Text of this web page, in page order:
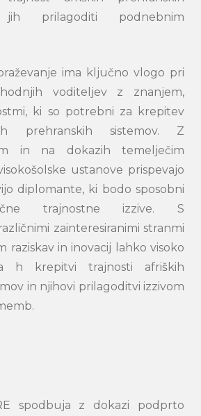
prilagoditi podnebnim
ima ključno vlogo pri
voditeljev z znanjem,
ki so potrebni za krepitev
prehranskih sistemov. Z
in na dokazih temelječim
ustanove prispevajo
diplomante, ki bodo sposobni
trajnostne izzive. S
zainteresiranimi stranmi
raziskav in inovacij lahko visoko
h krepitvi trajnosti afriških
in njihovi prilagoditvi izzivom
spodbuja z dokazi podprto